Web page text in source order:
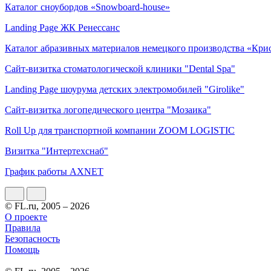
Каталог сноубордов «Snowboard-house»
Landing Page ЖК Ренессанс
Каталог абразивных материалов немецкого производства
Сайт-визитка стоматологической клиники "Dental Spa"
Landing Page шоурума детских электромобилей "Girolike"
Сайт-визитка логопедического центра "Мозаика"
Roll Up для транспортной компании ZOOM LOGISTIC
Визитка "Интертехснаб"
График работы AXNET
© FL.ru, 2005 – 2026
О проекте
Правила
Безопасность
Помощь